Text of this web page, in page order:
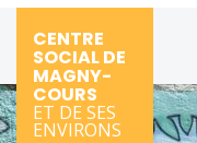
CENTRE
SOCIAL DE
MAGNY-
COURS
ET DE SES
ENVIRONS